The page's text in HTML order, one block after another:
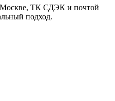
Москве, ТК СДЭК и почтой
подход.